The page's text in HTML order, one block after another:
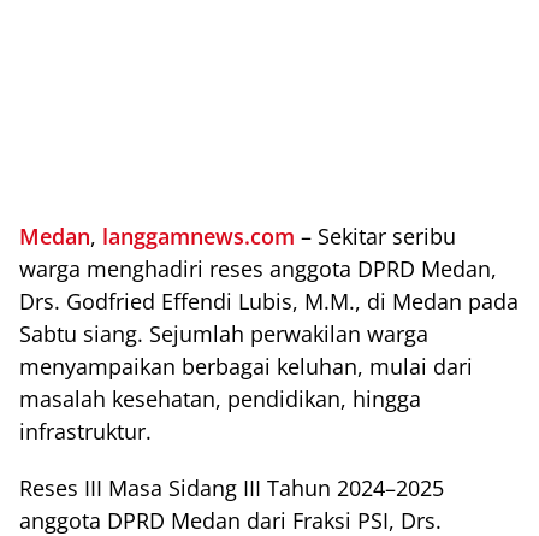
Medan, langgamnews.com – Sekitar seribu
warga menghadiri reses anggota DPRD Medan,
Drs. Godfried Effendi Lubis, M.M., di Medan pada
Sabtu siang. Sejumlah perwakilan warga
menyampaikan berbagai keluhan, mulai dari
masalah kesehatan, pendidikan, hingga
infrastruktur.
Reses III Masa Sidang III Tahun 2024–2025
anggota DPRD Medan dari Fraksi PSI, Drs.